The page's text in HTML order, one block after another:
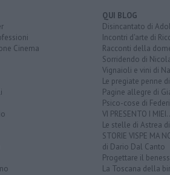
Cinema
QUI BLOG
Disincantato di
Incontri d'arte di
Racconti della
Sorridendo di
Vignaioli e vini di
Le pregiate penne
Pagine allegre di
Psico-cose di
VI PRESENTO I
Le stelle di Astrea
STORIE VISPE MA
di Dario Dal Canto
Progettare il
La Toscana della